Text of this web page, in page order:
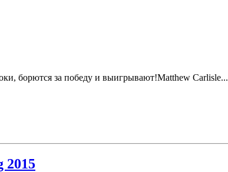
борются за победу и выигрывают!Matthew Carlisle...
2015